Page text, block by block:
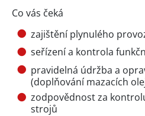
Co vás čeká
zajištění plynulého
seřízení a kontrola
pravidelná údržba a
(doplňování mazacích
zodpovědnost za
strojů